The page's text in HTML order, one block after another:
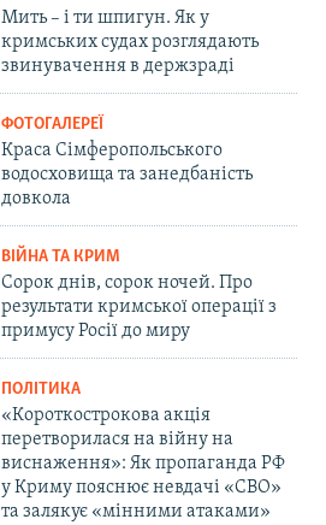
Мить – і ти шпигун. Як у
кримських судах розглядають
звинувачення в держзраді
ФОТОГАЛЕРЕЇ
Краса Сімферопольського
водосховища та занедбаність
довкола
ВІЙНА ТА КРИМ
Сорок днів, сорок ночей. Про
результати кримської операції з
примусу Росії до миру
ПОЛІТИКА
«Короткострокова акція
перетворилася на війну на
виснаження»: Як пропаганда РФ
у Криму пояснює невдачі «СВО»
та залякує «мінними атаками»